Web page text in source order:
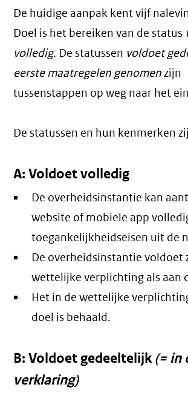
De huidige aanpak kent vijf
Doel is het bereiken van de status
volledig. De statussen voldoet
eerste maatregelen genomenzijn
tussenstappen op weg naar het
De statussen en hun kenmerken
A: Voldoet volledig
De overheidsinstantie kan
website of mobiele app
toegankelijkheidseisen uit de
De overheidsinstantie voldoet
wettelijke verplichting als aan
Het in de wettelijke
doel is behaald.
B: Voldoet gedeeltelijk(= in
verklaring)